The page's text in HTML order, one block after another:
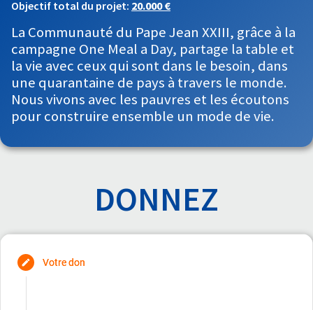
Objectif total du projet: 20.000 €
La Communauté du Pape Jean XXIII, grâce à la
campagne One Meal a Day, partage la table et
la vie avec ceux qui sont dans le besoin, dans
une quarantaine de pays à travers le monde.
Nous vivons avec les pauvres et les écoutons
pour construire ensemble un mode de vie.
DONNEZ